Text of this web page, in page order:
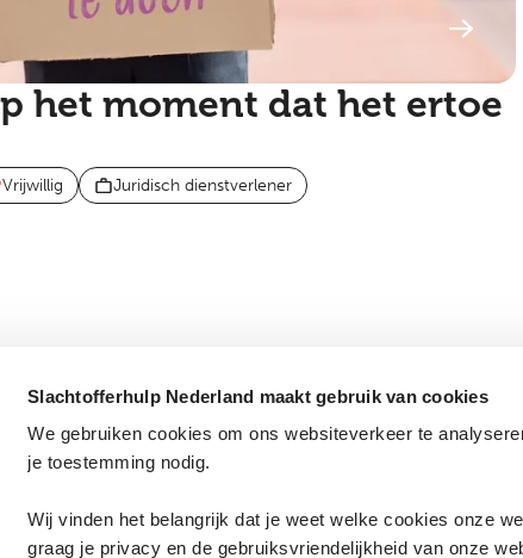
Slachtofferhulp Nederland maakt gebruik van cookies
We gebruiken cookies om ons websiteverkeer te
je toestemming nodig.
Wij vinden het belangrijk dat je weet welke cookies onze
graag je privacy en de gebruiksvriendelijkheid van onze
het moment dat het ertoe
Vrijwillig Juridisch dienstverlener